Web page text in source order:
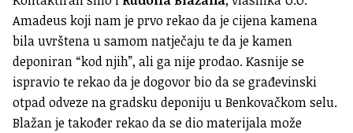
Amadeus koji nam je prvo rekao da je cijena kamena
bila uvrštena u samom natječaju te da je kamen
deponiran “kod njih”, ali ga nije prodao. Kasnije se
ispravio te rekao da je dogovor bio da se građevinski
otpad odveze na gradsku deponiju u Benkovačkom selu.
Blažan je također rekao da se dio materijala može